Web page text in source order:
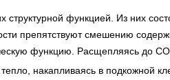
структурной функцией. Из них
препятствуют смешению
функцию. Расщепляясь до СO
накапливаясь в подкожной